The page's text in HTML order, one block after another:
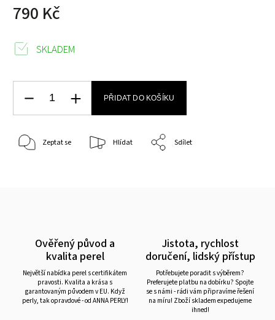
790 Kč
SKLADEM
PŘIDAT DO KOŠÍKU
Zeptat se Hlídat Sdílet
Ověřený původ a
kvalita perel
Největší nabídka perel s certifikátem
pravosti. Kvalita a krása s
garantovaným původem v EU. Když
perly, tak opravdové - od ANNA PERLY!
Jistota, rychlost
doručení, lidský přístup
Potřebujete poradit s výběrem?
Preferujete platbu na dobírku? Spojte
se s námi - rádi vám připravíme řešení
na míru! Zboží skladem expedujeme
ihned!